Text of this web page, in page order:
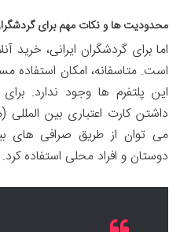
محدودیت ها و نکات مهم برای
اما برای گردشگران ایرانی، خرید
است. متاسفانه، امکان استفاده
این پلتفرم ها وجود ندارد.
داشتن کارت اعتباری بین المللی
می توان از طریق صرافی های
دوستان و افراد محلی استفاده کرد.